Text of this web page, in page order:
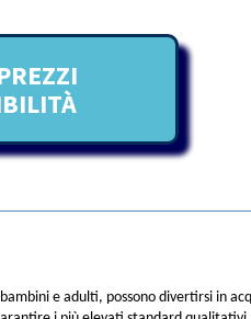
bambini e adulti, possono divertirsi in